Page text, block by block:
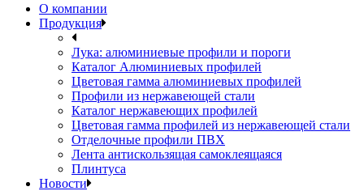
О компании
Продукция
Лука: алюминиевые профили и пороги
Каталог Алюминиевых профилей
Цветовая гамма алюминиевых профилей
Профили из нержавеющей стали
Каталог нержавеющих профилей
Цветовая гамма профилей из нержавеющей стали
Отделочные профили ПВХ
Лента антискользящая самоклеящаяся
Плинтуса
Новости